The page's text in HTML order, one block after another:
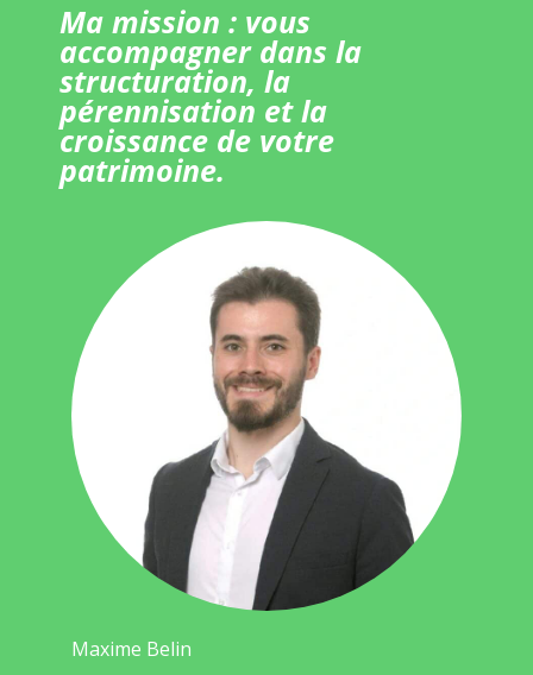
Ma mission : vous
accompagner dans la
structuration, la
pérennisation et la
croissance de votre
patrimoine.
Maxime Belin